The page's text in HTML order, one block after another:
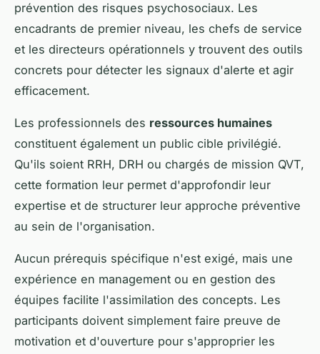
prévention des risques psychosociaux. Les
encadrants de premier niveau, les chefs de service
et les directeurs opérationnels y trouvent des outils
concrets pour détecter les signaux d'alerte et agir
efficacement.
Les professionnels des ressources humaines
constituent également un public cible privilégié.
Qu'ils soient RRH, DRH ou chargés de mission QVT,
cette formation leur permet d'approfondir leur
expertise et de structurer leur approche préventive
au sein de l'organisation.
Aucun prérequis spécifique n'est exigé, mais une
expérience en management ou en gestion des
équipes facilite l'assimilation des concepts. Les
participants doivent simplement faire preuve de
motivation et d'ouverture pour s'approprier les